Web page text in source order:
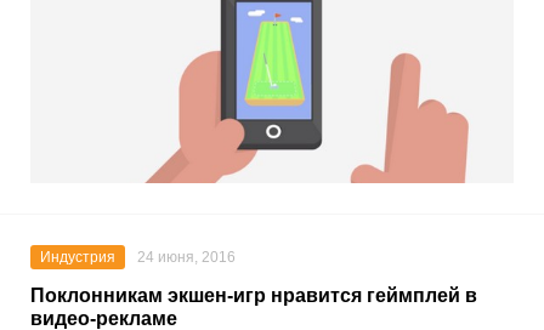
Индустрия 24 июня, 2016
Поклонникам экшен-игр нравится геймплей в
видео-рекламе